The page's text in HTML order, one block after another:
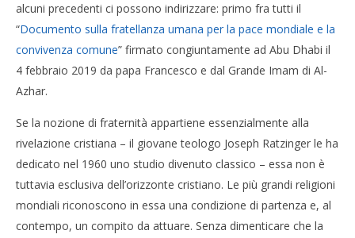
alcuni precedenti ci possono indirizzare: primo fra tutti il
“Documento sulla fratellanza umana per la pace mondiale e la
convivenza comune” firmato congiuntamente ad Abu Dhabi il
4 febbraio 2019 da papa Francesco e dal Grande Imam di Al-
Azhar.
Se la nozione di fraternità appartiene essenzialmente alla
rivelazione cristiana – il giovane teologo Joseph Ratzinger le ha
dedicato nel 1960 uno studio divenuto classico – essa non è
tuttavia esclusiva dell’orizzonte cristiano. Le più grandi religioni
mondiali riconoscono in essa una condizione di partenza e, al
contempo, un compito da attuare. Senza dimenticare che la